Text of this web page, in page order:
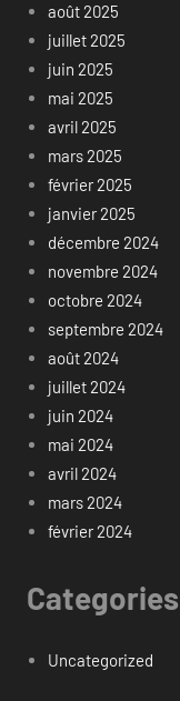
août 2025
juillet 2025
juin 2025
mai 2025
avril 2025
mars 2025
février 2025
janvier 2025
décembre 2024
novembre 2024
octobre 2024
septembre 2024
août 2024
juillet 2024
juin 2024
mai 2024
avril 2024
mars 2024
février 2024
Categories
Uncategorized